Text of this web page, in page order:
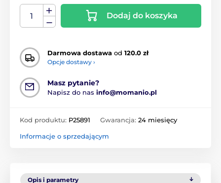
Dodaj do koszyka
Darmowa dostawa od 120.0 zł
Opcje dostawy ›
Masz pytanie?
Napisz do nas info@momanio.pl
Kod produktu: P25891 Gwarancja: 24 miesięcy
Informacje o sprzedającym
Opis i parametry